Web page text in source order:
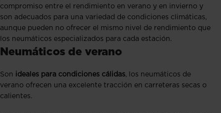
compromiso entre el rendimiento en verano y en invierno y
son adecuados para una variedad de condiciones climáticas,
aunque pueden no ofrecer el mismo nivel de rendimiento que
los neumáticos especializados para cada estación.
Neumáticos de verano
Son ideales para condiciones cálidas, los neumáticos de
verano ofrecen una excelente tracción en carreteras secas o
calientes.